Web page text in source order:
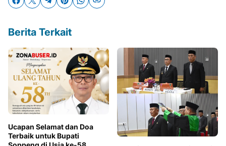
Berita Terkait
Ucapan Selamat dan Doa
Terbaik untuk Bupati